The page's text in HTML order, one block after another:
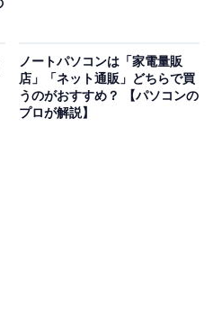
ノートパソコンは「家電量販
店」「ネット通販」どちらで買
うのがおすすめ？ 【パソコンの
プロが解説】